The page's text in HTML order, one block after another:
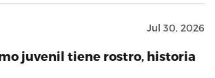
Jul 30, 2026
juvenil tiene rostro, historia